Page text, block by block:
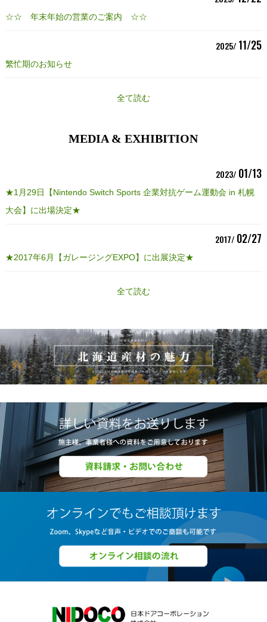
☆☆ 年末年始の営業のご案内 ☆☆
2025/ 11/25
繁忙期のお知らせ
全て読む
MEDIA & EXHIBITION
2023/ 01/13
★1月29日【Nintendo Switch Sports 企業対抗ゲーム運動会 in 札幌
大会】に出場決定★
2017/ 02/27
★2017年6月【ガレージングEXPO】に出展決定★
全て読む